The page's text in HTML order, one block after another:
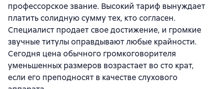
профессорское звание. Высокий тариф вынуждает
платить солидную сумму тех, кто согласен.
Специалист продает свое достижение, и громкие
звучные титулы оправдывают любые крайности.
Сегодня цена обычного громкоговорителя
уменьшенных размеров возрастает во сто крат,
если его преподносят в качестве слухового